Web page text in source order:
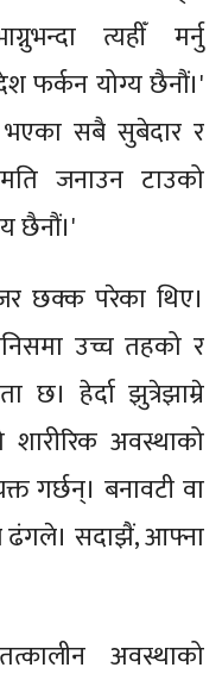
त्यहीँ मर्नु
फर्कन योग्य छैनौं।'
भएका सबै सुबेदार र
जनाउन टाउको
छैनौं।'
छक्क परेका थिए।
उच्च तहको र
छ। हेर्दा झुत्रेझाम्रे
अवस्थाको
गर्छन्। बनावटी वा
ढंगले। सदाझैं, आफ्ना
अवस्थाको